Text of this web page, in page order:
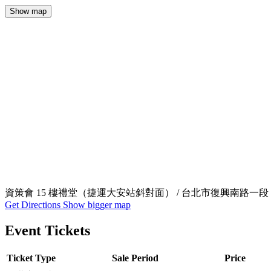
Show map
資策會 15 樓禮堂（捷運大安站斜對面） / 台北市復興南路一段
Get Directions Show bigger map
Event Tickets
Ticket Type Sale Period
Price